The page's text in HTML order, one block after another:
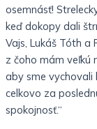
osemnásť!
keď dokopy dali
Vajs, Lukáš Tóth a
z čoho mám veľkú
aby sme vychovali
celkovo za
spokojnosť.“